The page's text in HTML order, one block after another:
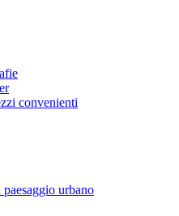
convenienti
urbano